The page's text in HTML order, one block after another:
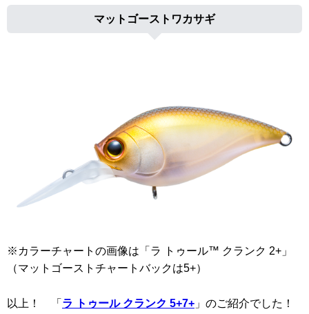
マットゴーストワカサギ
※カラーチャートの画像は「ラ トゥール™ クランク 2+」
（マットゴーストチャートバックは5+）
以上！ 「 ラ トゥール クランク 5+7+ 」のご紹介でした！